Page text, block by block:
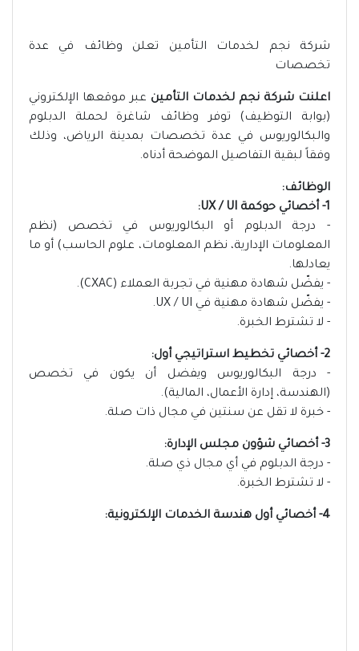
شركة نجم لخدمات التأمين تعلن وظائف في عدة
تخصصات
اعلنت شركة نجم لخدمات التأمين عبر موقعها الإلكتروني
(بوابة التوظيف) توفر وظائف شاغرة لحملة الدبلوم
والبكالوريوس في عدة تخصصات بمدينة الرياض، وذلك
وفقاً لبقية التفاصيل الموضحة أدناه.
الوظائف:
1- أخصائي حوكمة UX / UI:
- درجة الدبلوم أو البكالوريوس في تخصص (نظم
المعلومات الإدارية، نظم المعلومات، علوم الحاسب) أو ما
يعادلها.
- يفضّل شهادة مهنية في تجربة العملاء (CXAC).
- يفضّل شهادة مهنية في UX / UI.
- لا تشترط الخبرة.
2- أخصائي تخطيط استراتيجي أول:
- درجة البكالوريوس ويفضل أن يكون في تخصص
(الهندسة، إدارة الأعمال، المالية).
- خبرة لا تقل عن سنتين في مجال ذات صلة.
3- أخصائي شؤون مجلس الإدارة:
- درجة الدبلوم في أي مجال ذي صلة.
- لا تشترط الخبرة.
4- أخصائي أول هندسة الخدمات الإلكترونية: